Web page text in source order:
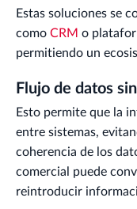
Estas soluciones se
como CRM o
permitiendo un
Flujo de datos
Esto permite que la
entre sistemas,
coherencia de los
comercial puede
reintroducir